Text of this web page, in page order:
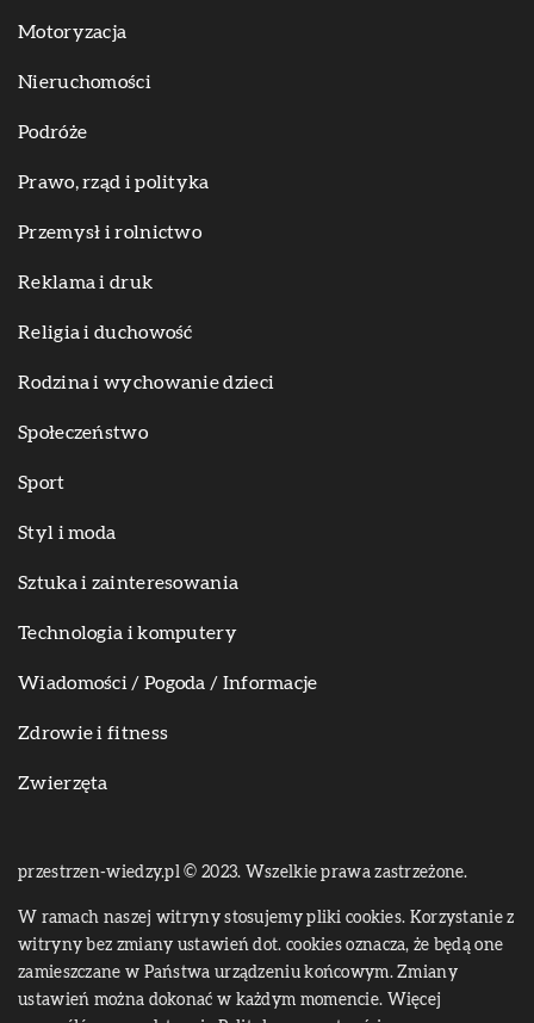
Motoryzacja
Nieruchomości
Podróże
Prawo, rząd i polityka
Przemysł i rolnictwo
Reklama i druk
Religia i duchowość
Rodzina i wychowanie dzieci
Społeczeństwo
Sport
Styl i moda
Sztuka i zainteresowania
Technologia i komputery
Wiadomości / Pogoda / Informacje
Zdrowie i fitness
Zwierzęta
przestrzen-wiedzy.pl © 2023. Wszelkie prawa zastrzeżone.
W ramach naszej witryny stosujemy pliki cookies. Korzystanie z
witryny bez zmiany ustawień dot. cookies oznacza, że będą one
zamieszczane w Państwa urządzeniu końcowym. Zmiany
ustawień można dokonać w każdym momencie. Więcej